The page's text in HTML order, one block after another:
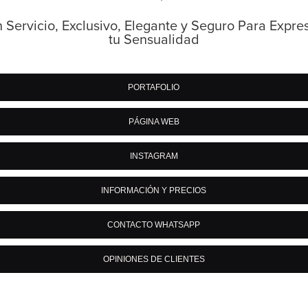
Servicio, Exclusivo, Elegante y Seguro Para
tu Sensualidad
PORTAFOLIO
PÁGINA WEB
INSTAGRAM
INFORMACIÓN Y PRECIOS
CONTACTO WHATSAPP
OPINIONES DE CLIENTES